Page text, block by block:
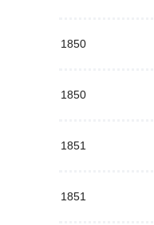
1850
1850
1851
1851